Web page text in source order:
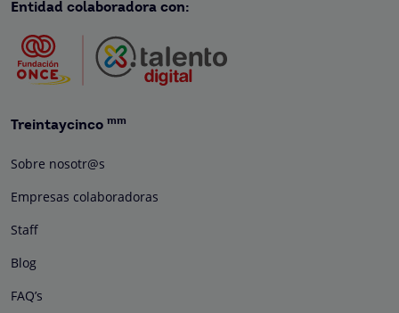
Entidad colaboradora con:
Treintaycinco mm
Sobre nosotr@s
Empresas colaboradoras
Staff
Blog
FAQ’s